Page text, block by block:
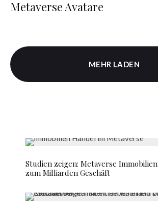
Metaverse Avatare
MEHR LADEN
Studien zeigen: Metaverse
zum Milliarden Geschäft